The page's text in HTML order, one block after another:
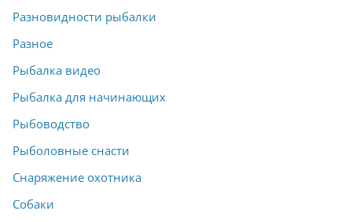
Разновидности рыбалки
Разное
Рыбалка видео
Рыбалка для начинающих
Рыбоводство
Рыболовные снасти
Снаряжение охотника
Собаки